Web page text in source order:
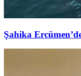
Şahika